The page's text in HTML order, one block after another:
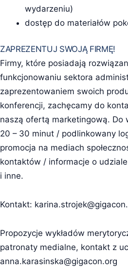
wydarzeniu)
dostęp do materiałów
ZAPREZENTUJ SWOJĄ FIRMĘ!
Firmy, które posiadają
funkcjonowaniu sektora
zaprezentowaniem swoich
konferencji, zachęcamy do
naszą ofertą marketingową. Do
20 – 30 minut / podlinkowany
promocja na mediach
kontaktów / informacje o
i inne.
Kontakt:
Propozycje wykładów
patronaty medialne, kontakt z
anna.karasinska@gigacon.org